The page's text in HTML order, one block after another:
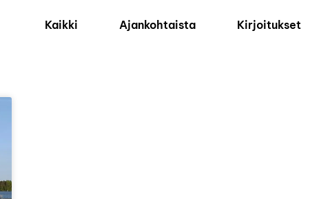
Kaikki Ajankohtaista Kirjoitukset